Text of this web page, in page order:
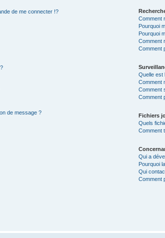
de me connecter !?
de message ?
Comment
Pourquoi
Pourquoi
Comment
Comment
Quelle est
Comment
Comment
Comment
Fichiers
Quels
Comment
Qui a
Pourquoi
Qui
Comment